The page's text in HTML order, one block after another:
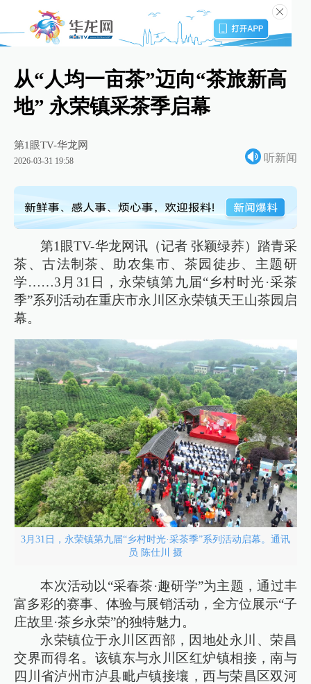
从“人均一亩茶”迈向“茶旅新高
地” 永荣镇采茶季启幕
第1眼TV-华龙网
2026-03-31 19:58 听新闻
第1眼TV-华龙网讯（记者 张颖绿荞）踏青采
茶、古法制茶、助农集市、茶园徒步、主题研
学……3月31日，永荣镇第九届“乡村时光·采茶
季”系列活动在重庆市永川区永荣镇天王山茶园启
幕。
3月31日，永荣镇第九届“乡村时光·采茶季”系列活动启幕。通讯
员 陈仕川 摄
本次活动以“采春茶·趣研学”为主题，通过丰
富多彩的赛事、体验与展销活动，全方位展示“子
庄故里·茶乡永荣”的独特魅力。
永荣镇位于永川区西部，因地处永川、荣昌
交界而得名。该镇东与永川区红炉镇相接，南与
四川省泸州市泸县毗卢镇接壤，西与荣昌区双河